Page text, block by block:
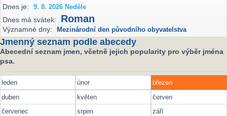
Dnes je:
9. 8. 2026 Neděle
Dnes má svátek: Roman
Významné dny: Mezinárodní den původního obyvatelstva
Jmenný seznam podle abecedy
Abecední seznam jmen, včetně jejich popularity pro výběr jména
psa.
leden únor
březen
duben
květen
červen
červenec
srpen
září